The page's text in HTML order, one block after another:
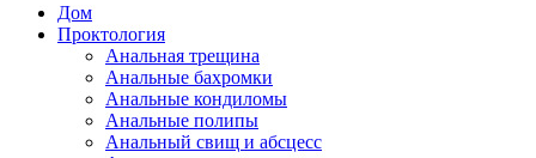
Дом
Проктология
Анальная трещина
Анальные бахромки
Анальные кондиломы
Анальные полипы
Анальный свищ и абсцесс